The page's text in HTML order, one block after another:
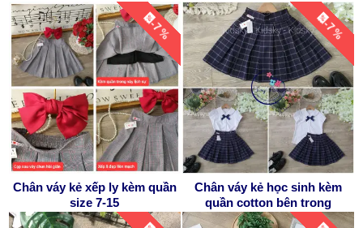
-7 %
Chân váy kẻ xếp ly kèm quần
size 7-15
-7 %
Chân váy kẻ học sinh kèm
quần cotton bên trong